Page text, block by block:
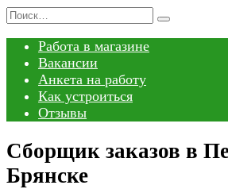
Перейти
содержанию
Search
Работа в магазине
Вакансии
Анкета на работу
Как устроиться
Отзывы
Сборщик заказов в
Брянске